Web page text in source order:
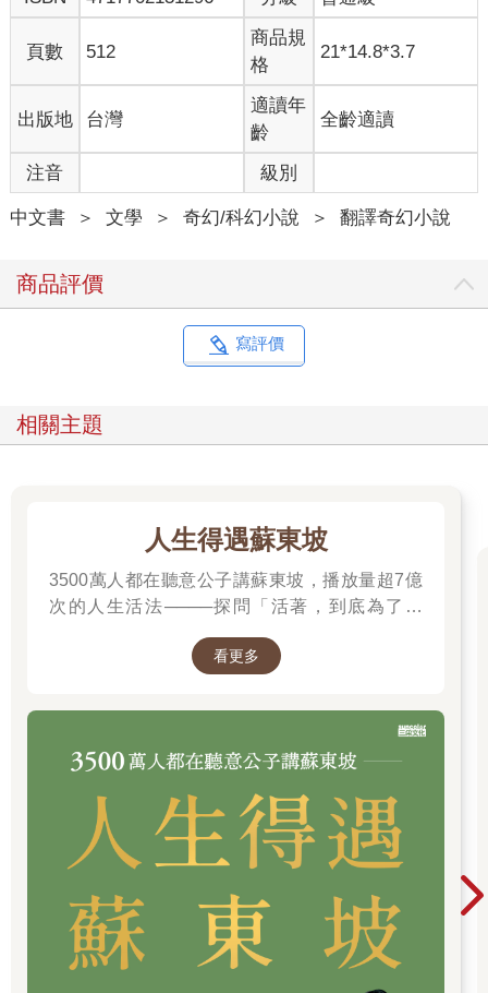
還會傳出各種機器轟隆聲及嗡鳴聲。提蘭城永遠不會是他們的家
園，卻是存活下來的機會。魔法光罩在那座金屬大都會四周閃閃
發亮，形成一座穹頂，從西邊高聳得彷彿能噬日的山脈，一路延
伸至東邊較矮的丘陵。這道魔法的明亮傑作，保護裡頭的人免於
凜冬及「惡光」的侵襲，也就是將凱多內人推往滅族邊緣的罪魁
禍首。
「你準備好了嗎？」阿拉斯問。這就是那種他最愛問的白癡問
題。
「沒有。」托米爾試圖讓自己聽起來不像被姊夫激怒，可是說真
的，面臨幾乎確鑿無疑、必定會來臨的死亡，一個人究竟要怎樣
恩平原是托米爾此生唯一認識的母親，儘管殘暴，但只要願意靜
下心來聆聽和學習其中種種奧祕，依然有辦法理解。而他注視著
罩那一側，令人無法理解的魔法之下。
梅娃伸出手捏了捏托米爾的手，她的手勁一如既往令人心安，就
樣。他好想脫下鹿皮連指手套，好好握住她的手，說不定這是最
後一次。但凱多內人有一種不言自明的默契，永遠不會輕易道
鎮靜沉著之下的種種疑慮。「值得走的路途永遠不會是近路。」
這是老獵人的智慧──追蹤、獵捕大型獵物，往往會耗費漫長時
日。不過接下來她說的，則是只有像梅娃這樣的姊姊才能給予的
某種抽象智慧。「你知道我們奔跑並不是為了逃離毀滅，而是在
這時，梅娃和阿拉斯的女兒在父親肩頭咕噥起夢話。梅娃握著托
米爾的手又緊了些，洩漏出她的焦慮不安。
「這是在偷偷嘲諷我的智商嗎？」阿拉斯朝托米爾揚起一邊濃密
的紅眉。
「這算偷偷嗎？」
「我敢發誓，小老弟，要是我女兒沒在睡覺的話，我一定會痛扁
你一頓。」
「我知道啊，」托米爾朝身材魁梧的姊夫一笑。「不然你以為我
幹嘛等到她睡著才說？」
這番對話實在很蠢，但還是讓梅娃笑了出來。重要的事物不過如
此：他們一家人在這片湖濱上共度的最後時光是如此溫暖。
「時間差不多了。」瑟莎長老橡樹般粗嗄的聲音壓過族人的竊竊
頁數 512
商品規
格
21*14.8*3.7
出版地 台灣
適讀年
齡
全齡適讀
注音 級別
中文書 ＞ 文學 ＞ 奇幻/科幻小說 ＞ 翻譯奇幻小說
商品評價
寫評價
相關主題
人生得遇蘇東坡
3500萬人都在聽意公子講蘇東坡，播放量超7億
次的人生活法────探問「活著，到底為了什
看更多